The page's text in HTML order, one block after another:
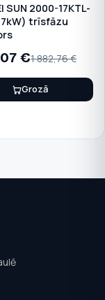
SUN 2000-17KTL-
trīsfāzu
€1 882,76€
Grozā